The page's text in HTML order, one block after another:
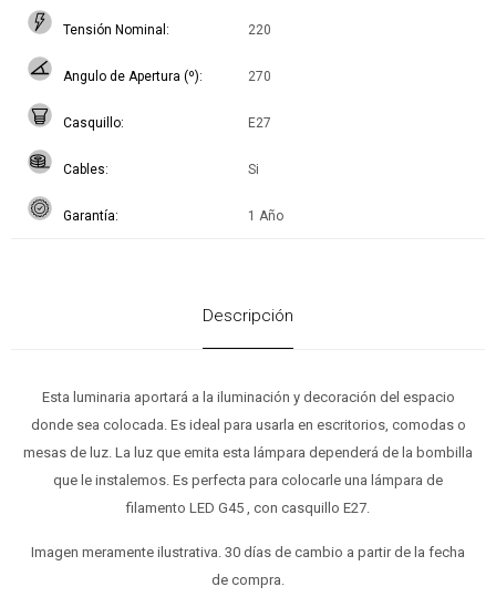
Tensión Nominal 220
Angulo de Apertura (º) 270
Casquillo E27
Cables Si
Garantía 1 Año
Descripción
Esta luminaria aportará a la iluminación y decoración del espacio
donde sea colocada. Es ideal para usarla en escritorios, comodas o
mesas de luz. La luz que emita esta lámpara dependerá de la bombilla
que le instalemos. Es perfecta para colocarle una lámpara de
filamento LED G45 , con casquillo E27.
Imagen meramente ilustrativa. 30 días de cambio a partir de la fecha
de compra.